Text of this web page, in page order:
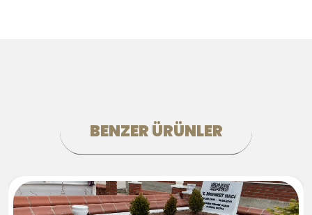
BENZER ÜRÜNLER